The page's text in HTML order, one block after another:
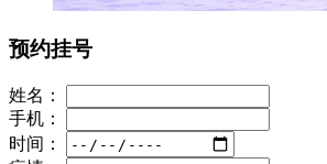
预约挂号
姓名：
手机：
时间：